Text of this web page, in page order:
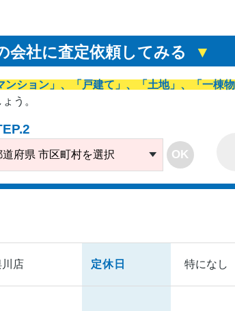
会社に査定依頼してみる
ンション」、「戸建て」、「土地」、「一棟
う。
道府県 市区町村を選択 OK
店 定休日 特になし